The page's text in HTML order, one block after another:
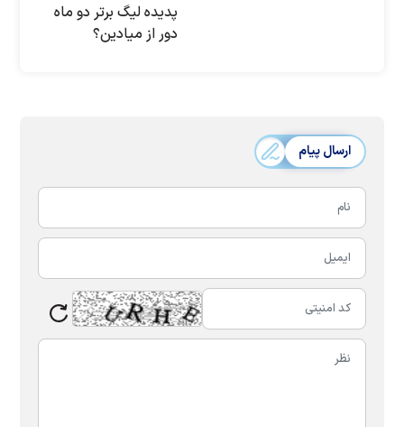
پدیده لیگ برتر دو ماه
دور از میادین؟
ارسال پیام